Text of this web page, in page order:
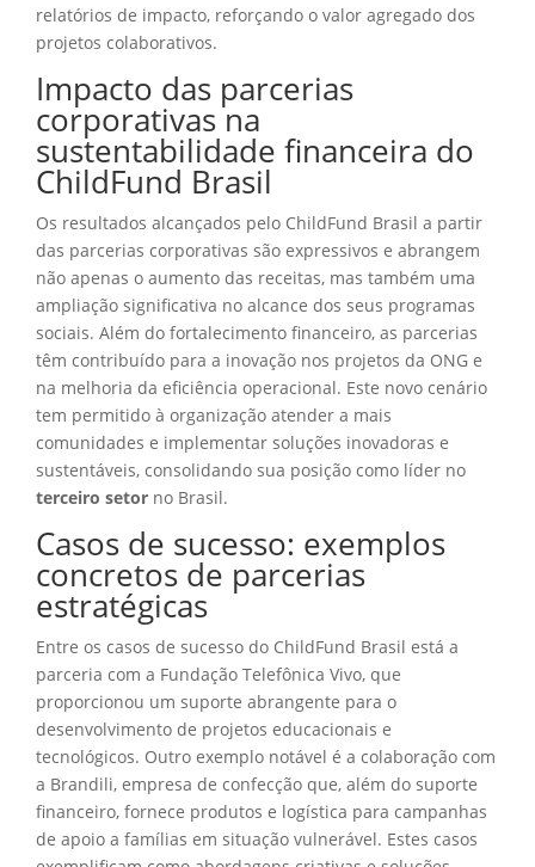
relatórios de impacto, reforçando o valor agregado dos
projetos colaborativos.
Impacto das parcerias
corporativas na
sustentabilidade financeira do
ChildFund Brasil
Os resultados alcançados pelo ChildFund Brasil a partir
das parcerias corporativas são expressivos e abrangem
não apenas o aumento das receitas, mas também uma
ampliação significativa no alcance dos seus programas
sociais. Além do fortalecimento financeiro, as parcerias
têm contribuído para a inovação nos projetos da ONG e
na melhoria da eficiência operacional. Este novo cenário
tem permitido à organização atender a mais
comunidades e implementar soluções inovadoras e
sustentáveis, consolidando sua posição como líder no
terceiro setor no Brasil.
Casos de sucesso: exemplos
concretos de parcerias
estratégicas
Entre os casos de sucesso do ChildFund Brasil está a
parceria com a Fundação Telefônica Vivo, que
proporcionou um suporte abrangente para o
desenvolvimento de projetos educacionais e
tecnológicos. Outro exemplo notável é a colaboração com
a Brandili, empresa de confecção que, além do suporte
financeiro, fornece produtos e logística para campanhas
de apoio a famílias em situação vulnerável. Estes casos